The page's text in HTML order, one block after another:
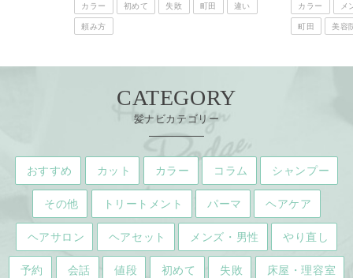
カラー メンズ・男性 床屋・理容室
町田
違い 頼み
CATEGORY
髪ナビカテゴリー
おすすめ カット カラー コラム シャンプー
その他 トリートメント パーマ ヘアケア
ヘアサロン ヘアセット メンズ・男性 やり直し
予約 会話 値段 初めて 失敗 床屋・理容室